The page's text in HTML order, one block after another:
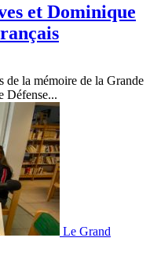
et Dominique
de la mémoire de la Grande
Défense...
Le Grand